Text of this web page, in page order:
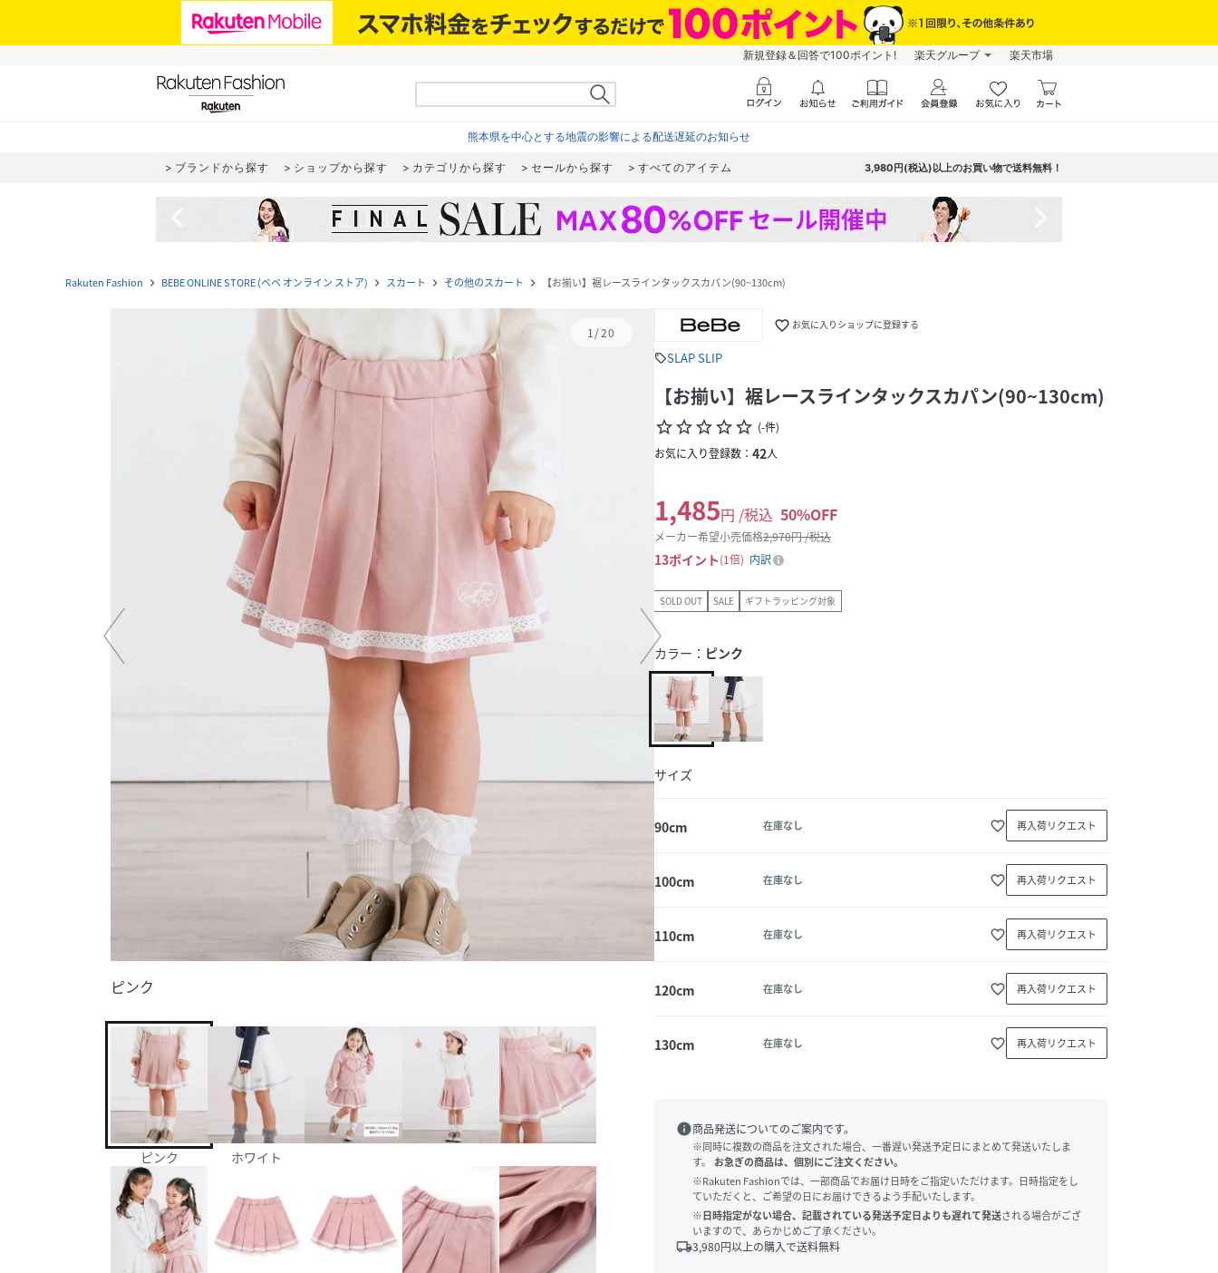
新規登録＆回答で100ポイント! 楽天グループ 楽天市場
熊本県を中心とする地震の影響による配送遅延のお知らせ
ブランドから探す ショップから探す カテゴリから探す セールから探す すべてのアイテム 3,980円(税込)以上のお買い物で送料無料！
Rakuten Fashion navigate_next BEBE ONLINE STORE (ベベ オンライン ストア) navigate_next スカート navigate_next その他のスカート navigate_next 【お揃い】裾レースラインタックスカパン(90~130cm)
1/20
ピンク
ピンク ホワイト
favorite_border お気に入りショップに登録する
sellSLAP SLIP
【お揃い】裾レースラインタックスカパン(90~130cm)
star_borderstar_borderstar_borderstar_borderstar_border (-件)
お気に入り登録数： 42人
1,485円 /税込 50%OFF
メーカー希望小売価格2,970円 /税込
13ポイント 1倍 内訳
SOLD OUT SALE ギフトラッピング対象
カラー： ピンク
サイズ
90cm 在庫なし favorite_border 再入荷リクエスト
100cm 在庫なし favorite_border 再入荷リクエスト
110cm 在庫なし favorite_border 再入荷リクエスト
120cm 在庫なし favorite_border 再入荷リクエスト
130cm 在庫なし favorite_border 再入荷リクエスト
info商品発送についてのご案内です。
※同時に複数の商品を注文された場合、一番遅い発送予定日にまとめて発送いたしま
す。
お急ぎの商品は、個別にご注文ください。
※Rakuten Fashionでは、一部商品でお届け日時をご指定いただけます。日時指定をし
ていただくと、ご希望の日にお届けできるよう手配いたします。
※日時指定がない場合、記載されている発送予定日よりも遅れて発送される場合がござ
いますので、あらかじめご了承ください。
local_shipping3,980円以上の購入で送料無料